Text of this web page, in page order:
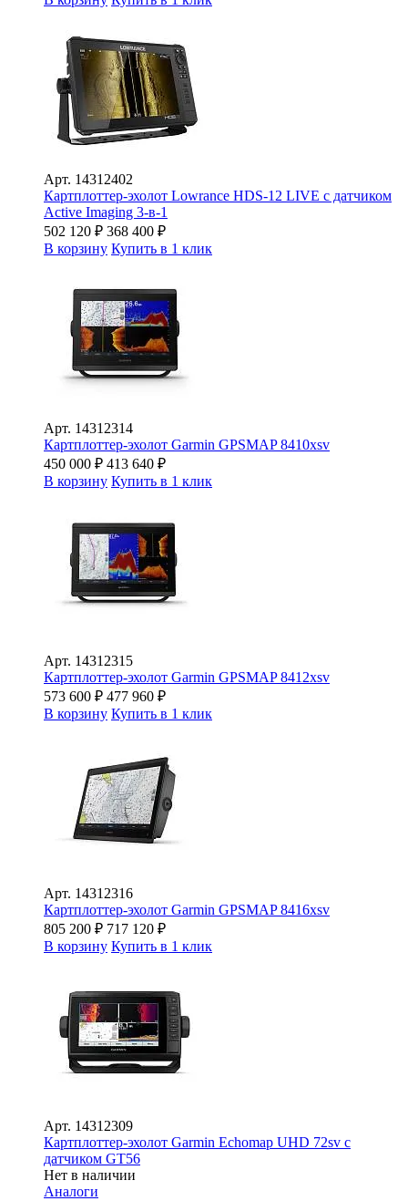
Арт. 14312402
Картплоттер-эхолот Lowrance HDS-12 LIVE с датчиком
Active Imaging 3-в-1
502 120 ₽ 368 400 ₽
В корзину Купить в 1 клик
Арт. 14312314
Картплоттер-эхолот Garmin GPSMAP 8410xsv
450 000 ₽ 413 640 ₽
В корзину Купить в 1 клик
Арт. 14312315
Картплоттер-эхолот Garmin GPSMAP 8412xsv
573 600 ₽ 477 960 ₽
В корзину Купить в 1 клик
Арт. 14312316
Картплоттер-эхолот Garmin GPSMAP 8416xsv
805 200 ₽ 717 120 ₽
В корзину Купить в 1 клик
Арт. 14312309
Картплоттер-эхолот Garmin Echomap UHD 72sv с
датчиком GT56
Нет в наличии
Аналоги